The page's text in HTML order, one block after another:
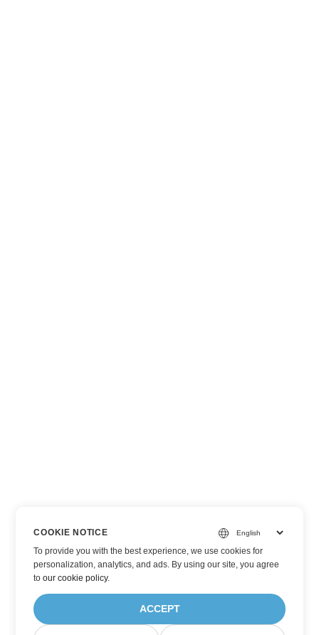
COOKIE NOTICE
To provide you with the best experience, we use cookies for
personalization, analytics, and ads. By using our site, you agree
toour cookie policy.
ACCEPT